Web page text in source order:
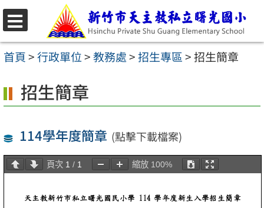
跳
至
主
內
容
選
單
首頁>行政單位>教務處>招生專區>招生簡章
招生簡章
114學年度簡章 (點擊下載檔案)
頁次 1 / 1 縮放 100%